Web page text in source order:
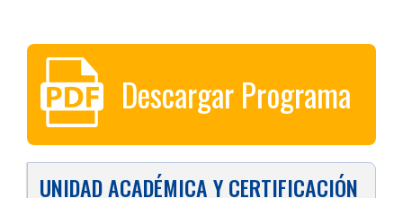
Descargar Programa
UNIDAD ACADÉMICA Y CERTIFICACIÓN